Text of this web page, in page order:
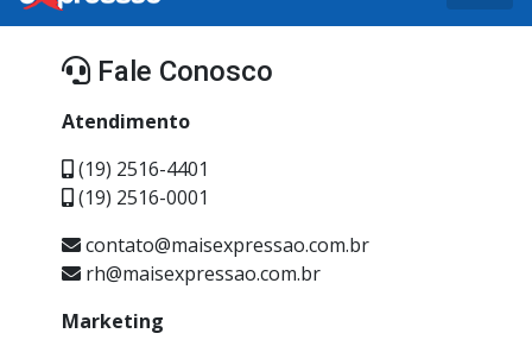
Fale Conosco
Atendimento
(19) 2516-4401
(19) 2516-0001
contato@maisexpressao.com.br
rh@maisexpressao.com.br
Marketing